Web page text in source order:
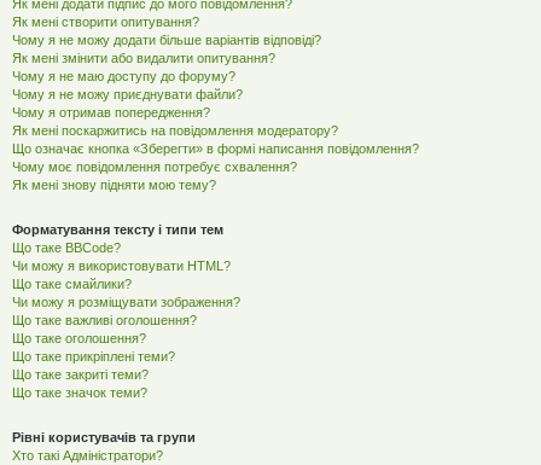
Як мені додати підпис до мого повідомлення?
Як мені створити опитування?
Чому я не можу додати більше варіантів відповіді?
Як мені змінити або видалити опитування?
Чому я не маю доступу до форуму?
Чому я не можу приєднувати файли?
Чому я отримав попередження?
Як мені поскаржитись на повідомлення модератору?
Що означає кнопка «Зберегти» в формі написання повідомлення?
Чому моє повідомлення потребує схвалення?
Як мені знову підняти мою тему?
Форматування тексту і типи тем
Що таке BBCode?
Чи можу я використовувати HTML?
Що таке смайлики?
Чи можу я розміщувати зображення?
Що таке важливі оголошення?
Що таке оголошення?
Що таке прикріплені теми?
Що таке закриті теми?
Що таке значок теми?
Рівні користувачів та групи
Хто такі Адміністратори?